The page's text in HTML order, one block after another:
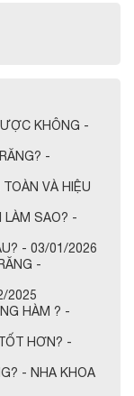
KHÔNG -
-
VÀ HIỆU
LÀM SAO? -
- 03/01/2026
-
2025
HÀM ? -
HƠN? -
- NHA KHOA